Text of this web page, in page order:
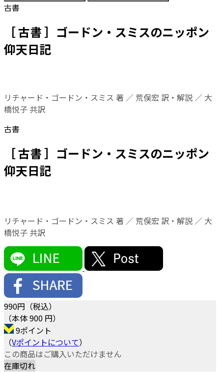
古書
［ 古書 ］ゴードン・スミスのニッポン
仰天日記
リチャード・ゴードン・スミス 著 ／ 荒俣宏 訳・解説 ／ 大
橋悦子 共訳
古書
［ 古書 ］ゴードン・スミスのニッポン
仰天日記
リチャード・ゴードン・スミス 著 ／ 荒俣宏 訳・解説 ／ 大
橋悦子 共訳
990円（税込）
（本体 900 円）
9ポイント
（Vポイントについて）
この商品はご購入いただけません
在庫切れ